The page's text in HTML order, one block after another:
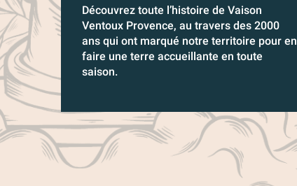
Découvrez toute l’histoire de Vaison
Ventoux Provence, au travers des 2000
ans qui ont marqué notre territoire pour en
faire une terre accueillante en toute
saison.
Concert Julien Clerc